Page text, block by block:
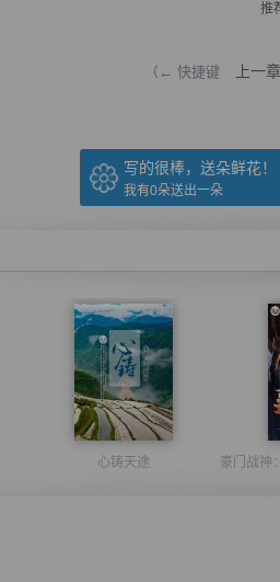
推
（← 快捷键 上一章
写的很棒，送朵鲜花！
我有0朵送出一朵
心铸天途